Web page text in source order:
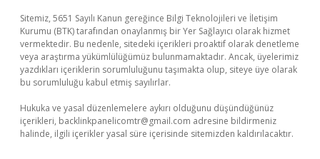
Sitemiz, 5651 Sayılı Kanun gereğince Bilgi Teknolojileri ve İletişim
Kurumu (BTK) tarafından onaylanmış bir Yer Sağlayıcı olarak hizmet
vermektedir. Bu nedenle, sitedeki içerikleri proaktif olarak denetleme
veya araştırma yükümlülüğümüz bulunmamaktadır. Ancak, üyelerimiz
yazdıkları içeriklerin sorumluluğunu taşımakta olup, siteye üye olarak
bu sorumluluğu kabul etmiş sayılırlar.
Hukuka ve yasal düzenlemelere aykırı olduğunu düşündüğünüz
içerikleri, backlinkpanelicomtr@gmail.com adresine bildirmeniz
halinde, ilgili içerikler yasal süre içerisinde sitemizden kaldırılacaktır.